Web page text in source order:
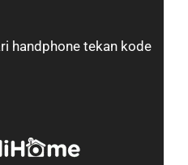
handphone tekan kode